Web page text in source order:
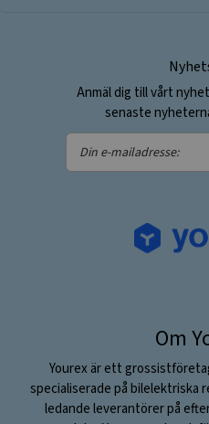
Anmäl dig till vårt
senaste
Din
e-
Om
Yourex är ett
specialiserade på bilelektriska
ledande leverantörer på